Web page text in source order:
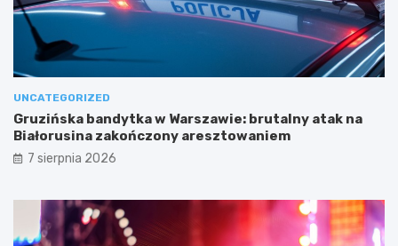
UNCATEGORIZED
Gruzińska bandytka w Warszawie: brutalny atak na
Białorusina zakończony aresztowaniem
7 sierpnia 2026